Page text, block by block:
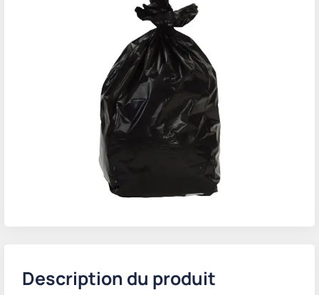
Description du produit